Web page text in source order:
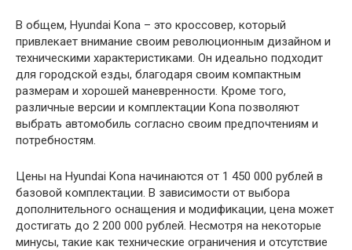
В общем, Hyundai Kona – это кроссовер, который
привлекает внимание своим революционным дизайном и
техническими характеристиками. Он идеально подходит
для городской езды, благодаря своим компактным
размерам и хорошей маневренности. Кроме того,
различные версии и комплектации Kona позволяют
выбрать автомобиль согласно своим предпочтениям и
потребностям.
Цены на Hyundai Kona начинаются от 1 450 000 рублей в
базовой комплектации. В зависимости от выбора
дополнительного оснащения и модификации, цена может
достигать до 2 200 000 рублей. Несмотря на некоторые
минусы, такие как технические ограничения и отсутствие